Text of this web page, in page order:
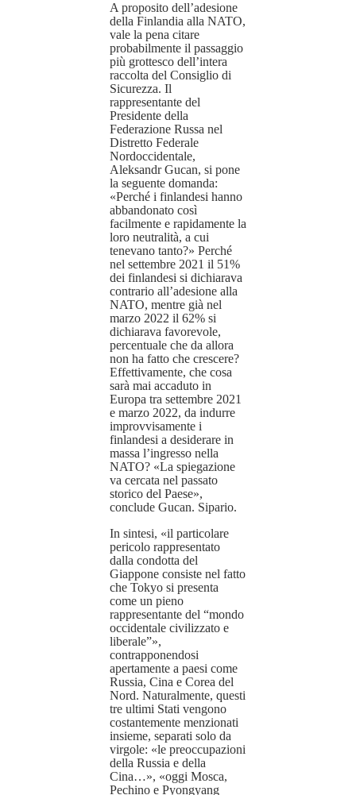
A proposito dell’adesione
della Finlandia alla NATO,
vale la pena citare
probabilmente il passaggio
più grottesco dell’intera
raccolta del Consiglio di
Sicurezza. Il
rappresentante del
Presidente della
Federazione Russa nel
Distretto Federale
Nordoccidentale,
Aleksandr Gucan, si pone
la seguente domanda:
«Perché i finlandesi hanno
abbandonato così
facilmente e rapidamente la
loro neutralità, a cui
tenevano tanto?» Perché
nel settembre 2021 il 51%
dei finlandesi si dichiarava
contrario all’adesione alla
NATO, mentre già nel
marzo 2022 il 62% si
dichiarava favorevole,
percentuale che da allora
non ha fatto che crescere?
Effettivamente, che cosa
sarà mai accaduto in
Europa tra settembre 2021
e marzo 2022, da indurre
improvvisamente i
finlandesi a desiderare in
massa l’ingresso nella
NATO? «La spiegazione
va cercata nel passato
storico del Paese»,
conclude Gucan. Sipario.
In sintesi, «il particolare
pericolo rappresentato
dalla condotta del
Giappone consiste nel fatto
che Tokyo si presenta
come un pieno
rappresentante del “mondo
occidentale civilizzato e
liberale”»,
contrapponendosi
apertamente a paesi come
Russia, Cina e Corea del
Nord. Naturalmente, questi
tre ultimi Stati vengono
costantemente menzionati
insieme, separati solo da
virgole: «le preoccupazioni
della Russia e della
Cina…», «oggi Mosca,
Pechino e Pyongyang